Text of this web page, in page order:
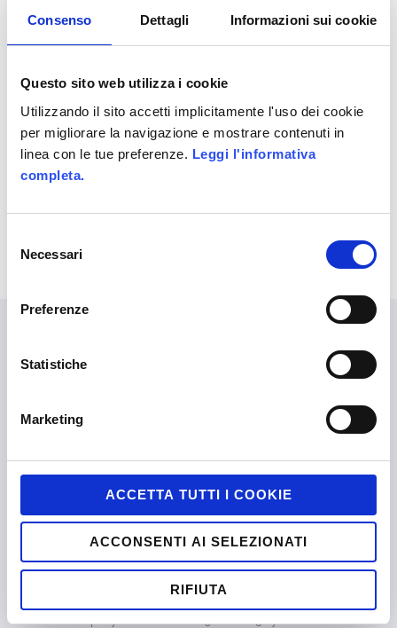
Consenso Dettagli Informazioni sui cookie
Questo sito web utilizza i cookie
Utilizzando il sito accetti implicitamente l'uso dei cookie
per migliorare la navigazione e mostrare contenuti in
linea con le tue preferenze. Leggi l'informativa
completa.
delNecessari
Preferenze
Statistiche
Marketing
ACCETTA TUTTI I COOKIE
ACCONSENTI AI SELEZIONATI
RIFIUTA
HAI IN MENTO UN PROGETTO?
LANGUAGES
ALITTLEB.IT | ZUCCHETTI GROUP
Company certified EN ISO 9001:2015 by